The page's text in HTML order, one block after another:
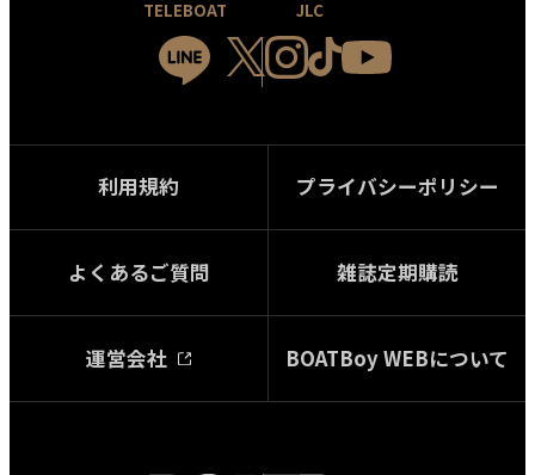
TELEBOAT JLC
利用規約 プライバシーポリシー
よくあるご質問 雑誌定期購読
運営会社 BOATBoy WEBについて